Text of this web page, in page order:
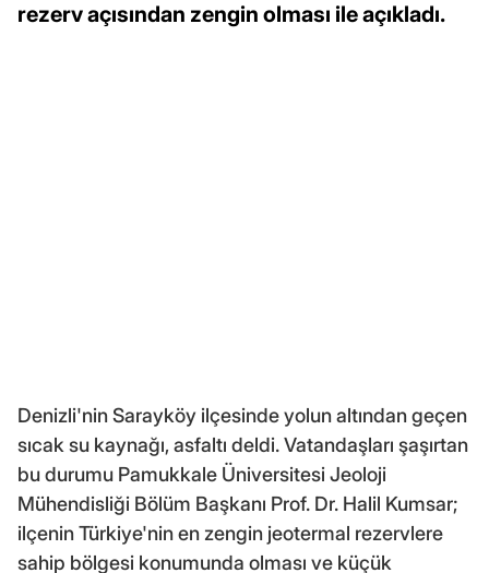
rezerv açısından zengin olması ile açıkladı.
Denizli'nin Sarayköy ilçesinde yolun altından geçen
sıcak su kaynağı, asfaltı deldi. Vatandaşları şaşırtan
bu durumu Pamukkale Üniversitesi Jeoloji
Mühendisliği Bölüm Başkanı Prof. Dr. Halil Kumsar;
ilçenin Türkiye'nin en zengin jeotermal rezervlere
sahip bölgesi konumunda olması ve küçük